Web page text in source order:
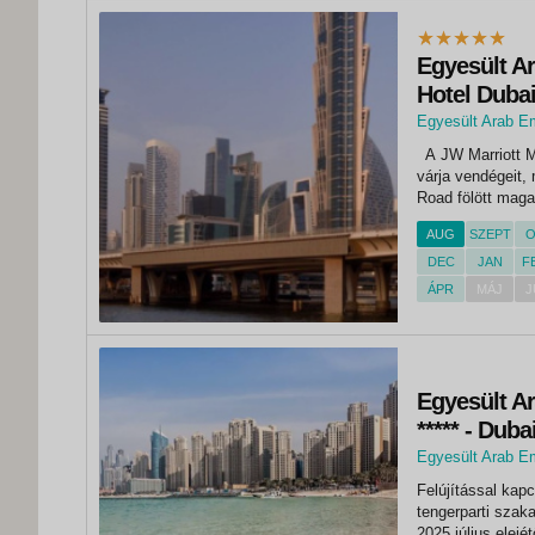
Egyesült
Hotel
Egyesült Arab
Dubai
A JW Marriott
várja vendégeit,
Road fölött
világon, csodás
berendezett
AUG SZEPT
DEC
JAN
ÁPR
MÁJ
Egyesült
***** -
Egyesült Arab
Dubai
Felújítással
tengerparti